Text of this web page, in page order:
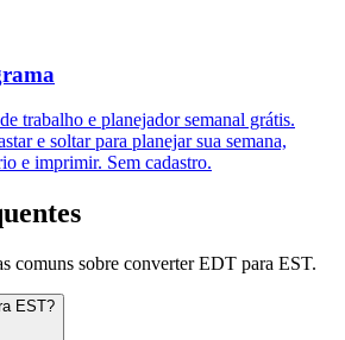
trabalho e planejador semanal grátis.
e soltar para planejar sua semana,
e imprimir. Sem cadastro.
comuns sobre converter EDT para EST.
EST?